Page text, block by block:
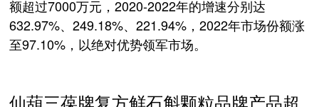
额超过7000万元，2020-2022年的增速分别达
632.97%、249.18%、221.94%，2022年市场份额涨
至97.10%，以绝对优势领军市场。
仙葫三葆牌复方鲜石斛颗粒品牌产品超